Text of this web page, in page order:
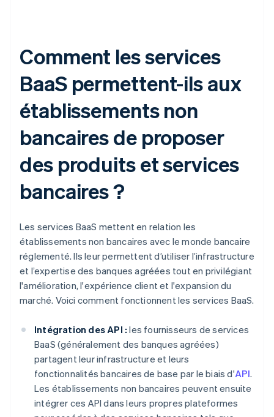
Comment les services
BaaS permettent-ils aux
établissements non
bancaires de proposer
des produits et services
bancaires ?
Les services BaaS mettent en relation les
établissements non bancaires avec le monde bancaire
réglementé. Ils leur permettent d’utiliser l’infrastructure
et l’expertise des banques agréées tout en privilégiant
l'amélioration, l'expérience client et l'expansion du
marché. Voici comment fonctionnent les services BaaS.
Intégration des API : les fournisseurs de services
BaaS (généralement des banques agréées)
partagent leur infrastructure et leurs
fonctionnalités bancaires de base par le biais d'API.
Les établissements non bancaires peuvent ensuite
intégrer ces API dans leurs propres plateformes